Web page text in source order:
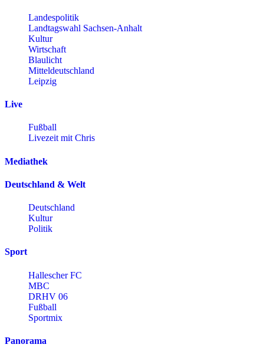
Landespolitik
Landtagswahl Sachsen-Anhalt
Kultur
Wirtschaft
Blaulicht
Mitteldeutschland
Leipzig
Live
Fußball
Livezeit mit Chris
Mediathek
Deutschland & Welt
Deutschland
Kultur
Politik
Sport
Hallescher FC
MBC
DRHV 06
Fußball
Sportmix
Panorama